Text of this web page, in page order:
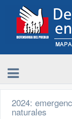
2024:
naturales